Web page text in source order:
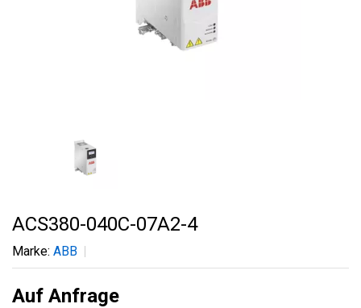
ACS380-040C-07A2-4
Marke: ABB
Auf Anfrage